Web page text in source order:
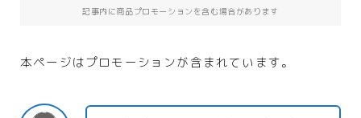
記事内に商品プロモーションを含む場合があります
本ページはプロモーションが含まれています。